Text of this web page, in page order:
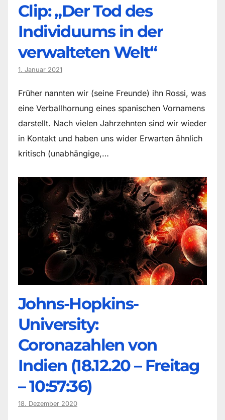
Clip: „Der Tod des
Individuums in der
verwalteten Welt“
1. Januar 2021
Früher nannten wir (seine Freunde) ihn Rossi, was
eine Verballhornung eines spanischen Vornamens
darstellt. Nach vielen Jahrzehnten sind wir wieder
in Kontakt und haben uns wider Erwarten ähnlich
kritisch (unabhängige,…
Johns-Hopkins-
University:
Coronazahlen von
Indien (18.12.20 – Freitag
– 10:57:36)
18. Dezember 2020